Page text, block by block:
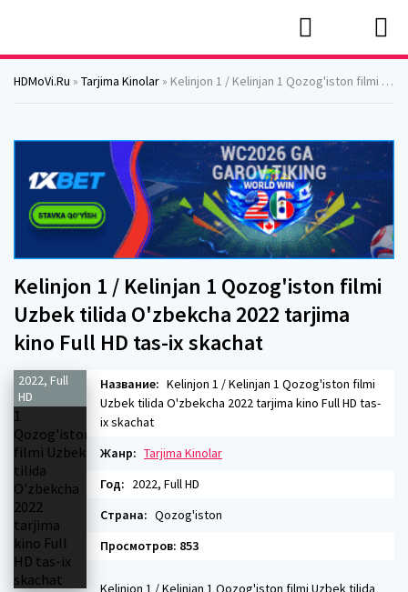
HDMoVi.Ru » Tarjima Kinolar » Kelinjon 1 / Kelinjan 1 Qozog'iston filmi Uzbek tilida O'zbekcha 2022 tarjima kino Full HD tas-ix skachat
Kelinjon 1 / Kelinjan 1 Qozog'iston filmi
Uzbek tilida O'zbekcha 2022 tarjima
kino Full HD tas-ix skachat
2022, Full
HD
Название: Kelinjon 1 / Kelinjan 1 Qozog'iston filmi
Uzbek tilida O'zbekcha 2022 tarjima kino Full HD tas-
ix skachat
Жанр: Tarjima Kinolar
Год: 2022, Full HD
Страна: Qozog'iston
Просмотров: 853
Kelinjon 1 / Kelinjan 1 Qozog'iston filmi Uzbek tilida